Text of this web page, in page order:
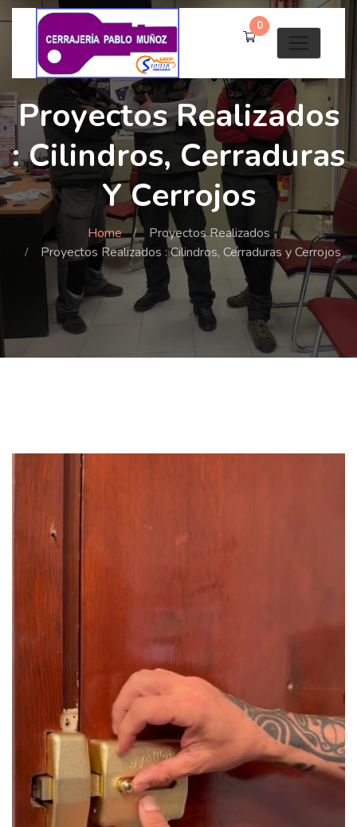
0
Proyectos Realizados
: Cilindros, Cerraduras
Y Cerrojos
Home
Proyectos Realizados
Proyectos Realizados : Cilindros, Cerraduras y Cerrojos